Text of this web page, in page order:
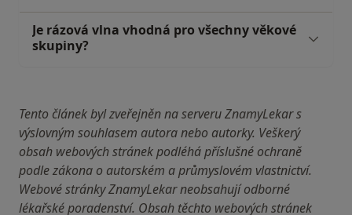
Je rázová vlna vhodná pro všechny věkové
skupiny?
Tento článek byl zveřejněn na serveru ZnamyLekar s
výslovným souhlasem autora nebo autorky. Veškerý
obsah webových stránek podléhá příslušné ochraně
podle zákona o autorském a průmyslovém vlastnictví.
Webové stránky ZnamyLekar neobsahují odborné
lékařské poradenství. Obsah těchto webových stránek